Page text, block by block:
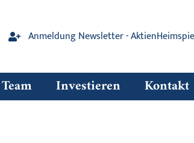
Anmeldung Newsletter -
Team Investieren Kontakt